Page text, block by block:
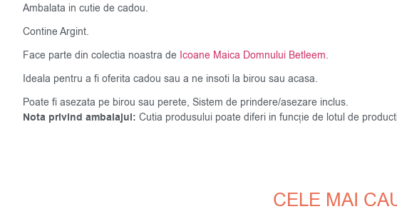
Ambalata in cutie de cadou.
Contine Argint.
Face parte din colectia noastra de Icoane Maica Domnului Betleem.
Ideala pentru a fi oferita cadou sau a ne insoti la birou sau acasa.
Poate fi asezata pe birou sau perete, Sistem de prindere/asezare inclus.
Nota privind ambalajul: Cutia produsului poate diferi in funcție de lotul de
CELE MAI